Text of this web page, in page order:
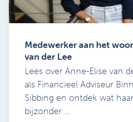
Medewerker aan het
van der Lee
Lees over Anne-Elise van
als Financieel Adviseur
Sibbing en ontdek wat
bijzonder ...